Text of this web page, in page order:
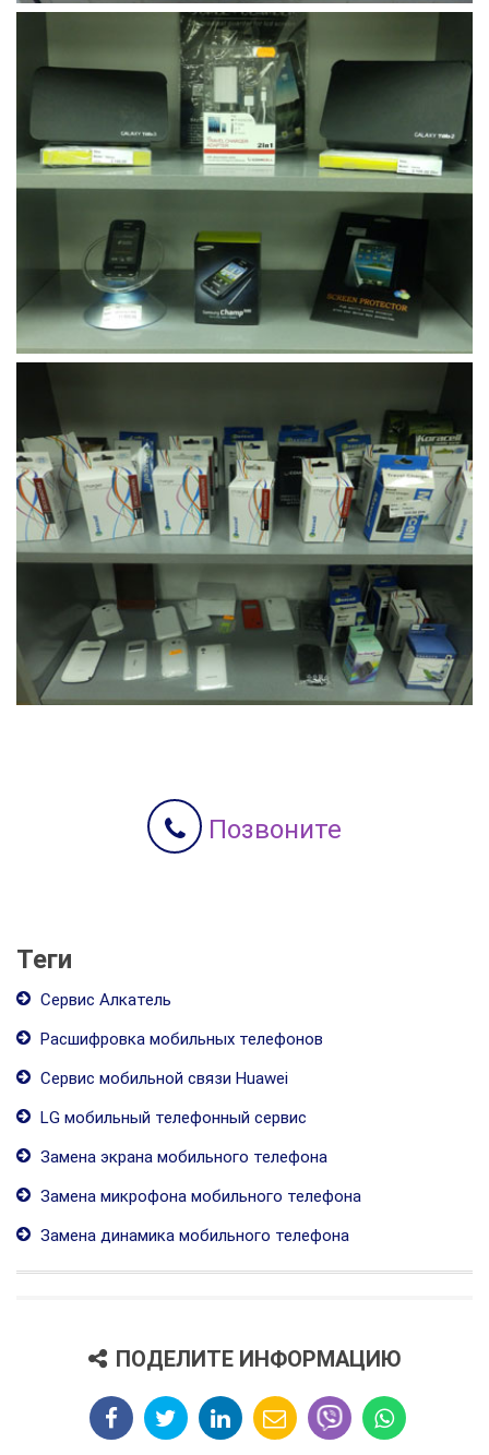
Позвоните
Теги
Сервис Алкатель
Расшифровка мобильных телефонов
Сервис мобильной связи Huawei
LG мобильный телефонный сервис
Замена экрана мобильного телефона
Замена микрофона мобильного телефона
Замена динамика мобильного телефона
ПОДЕЛИТЕ ИНФОРМАЦИЮ